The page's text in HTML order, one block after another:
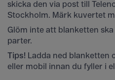
skicka den via post till
Stockholm. Märk kuvertet
Glöm inte att blanketten
parter.
Tips! Ladda ned blanketten
eller mobil innan du fyller i